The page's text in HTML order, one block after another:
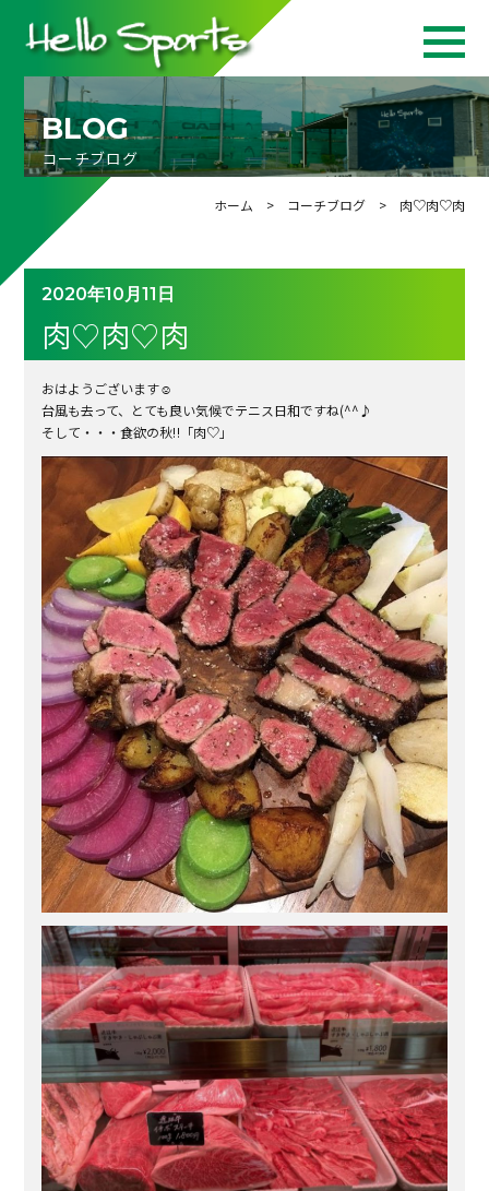
BLOG
コーチブログ
ホーム > コーチブログ> 肉♡肉♡肉
2020年10月11日
肉♡肉♡肉
おはようございます☺
台風も去って、とても良い気候でテニス日和ですね(^^♪
そして・・・食欲の秋‼「肉♡」